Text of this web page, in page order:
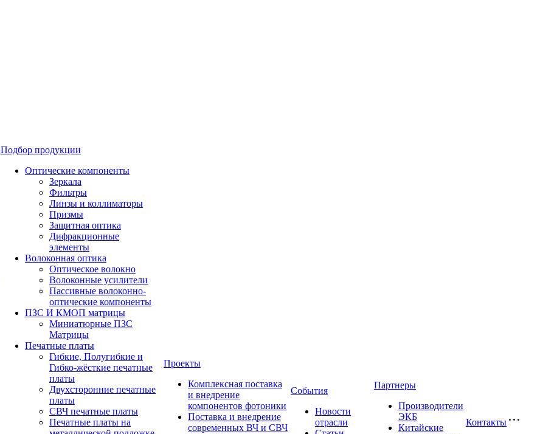
Подбор продукции
Оптические компоненты
Зеркала
Фильтры
Линзы и коллиматоры
Призмы
Защитная оптика
Дифракционные
элементы
Волоконная оптика
Оптическое волокно
Волоконные усилители
Пассивные волоконно-
оптические компоненты
ПЗС И КМОП матрицы
Миниатюрные ПЗС
Матрицы
Печатные платы
Гибкие, Полугибкие и
Гибко-жёсткие печатные
платы
Двухсторонние печатные
платы
СВЧ печатные платы
Печатные платы на
Проекты
Комплексная поставка
и внедрение
компонентов фотоники
Поставка и внедрение
современных ВЧ и СВЧ
События
Новости
отрасли
Партнеры
Производители
ЭКБ
Китайские
Контакты